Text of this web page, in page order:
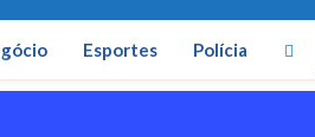
Esportes Polícia